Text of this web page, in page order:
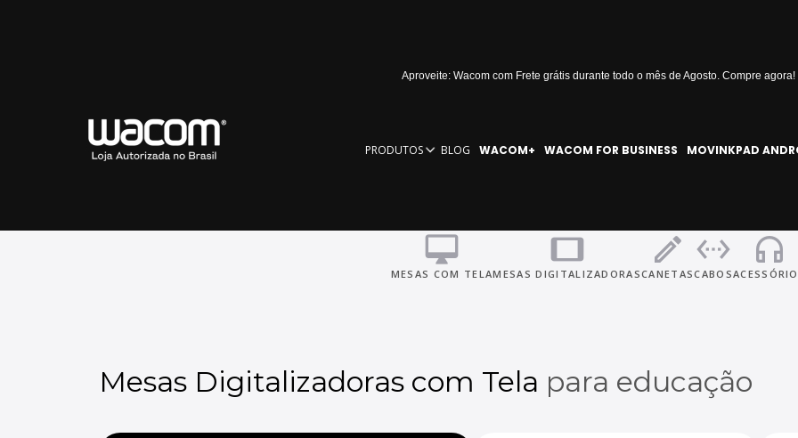
Aproveite: Wacom com Frete grátis durante todo o mês de Agosto. Compre agora!
PRODUTOS BLOG WACOM+ WACOM FOR BUSINESS MOVINKPAD
WacomEdu
desktop_mac
MESAS COM TELA
tablet
MESAS DIGITALIZADORAS
edit
CANETAS
settings_ethernet
CABOS
headphones
Mesas Digitalizadoras com Tela para educação